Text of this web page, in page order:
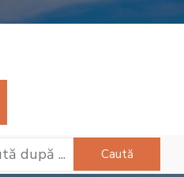
Caută